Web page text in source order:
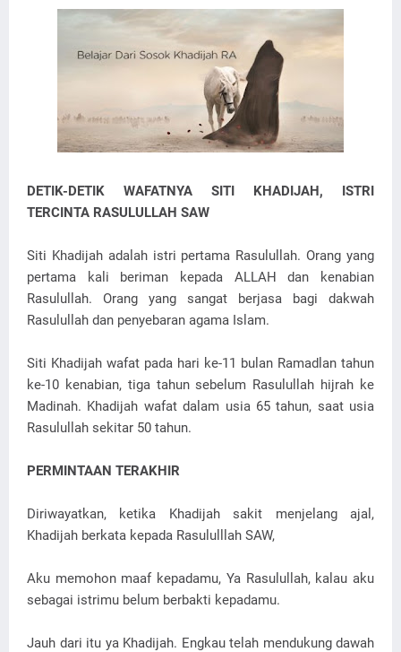
DETIK-DETIK WAFATNYA SITI KHADIJAH, ISTRI
TERCINTA RASULULLAH SAW
Siti Khadijah adalah istri pertama Rasulullah. Orang yang
pertama kali beriman kepada ALLAH dan kenabian
Rasulullah. Orang yang sangat berjasa bagi dakwah
Rasulullah dan penyebaran agama Islam.
Siti Khadijah wafat pada hari ke-11 bulan Ramadlan tahun
ke-10 kenabian, tiga tahun sebelum Rasulullah hijrah ke
Madinah. Khadijah wafat dalam usia 65 tahun, saat usia
Rasulullah sekitar 50 tahun.
PERMINTAAN TERAKHIR
Diriwayatkan, ketika Khadijah sakit menjelang ajal,
Khadijah berkata kepada Rasululllah SAW,
Aku memohon maaf kepadamu, Ya Rasulullah, kalau aku
sebagai istrimu belum berbakti kepadamu.
Jauh dari itu ya Khadijah. Engkau telah mendukung dawah